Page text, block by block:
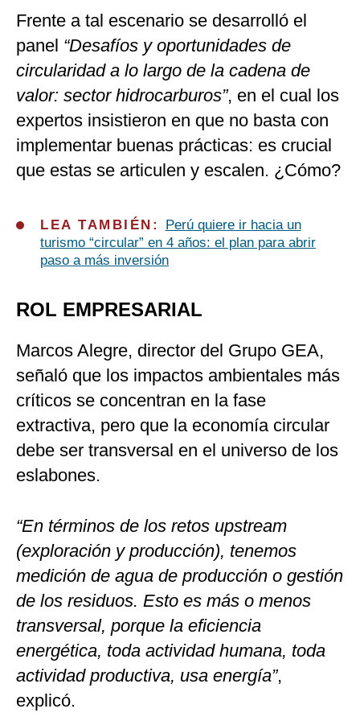
Frente a tal escenario se desarrolló el
panel “Desafíos y oportunidades de
circularidad a lo largo de la cadena de
valor: sector hidrocarburos”, en el cual los
expertos insistieron en que no basta con
implementar buenas prácticas: es crucial
que estas se articulen y escalen. ¿Cómo?
LEA TAMBIÉN:
Perú quiere ir hacia un
turismo “circular” en 4 años: el plan para abrir
paso a más inversión
ROL EMPRESARIAL
Marcos Alegre, director del Grupo GEA,
señaló que los impactos ambientales más
críticos se concentran en la fase
extractiva, pero que la economía circular
debe ser transversal en el universo de los
eslabones.
“En términos de los retos upstream
(exploración y producción), tenemos
medición de agua de producción o gestión
de los residuos. Esto es más o menos
transversal, porque la eficiencia
energética, toda actividad humana, toda
actividad productiva, usa energía”,
explicó.